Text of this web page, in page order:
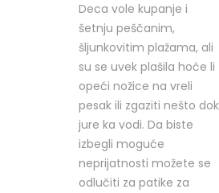
Deca vole kupanje i
šetnju peščanim,
šljunkovitim plažama, ali
su se uvek plašila hoće li
opeći nožice na vreli
pesak ili zgaziti nešto dok
jure ka vodi. Da biste
izbegli moguće
neprijatnosti možete se
odlučiti za patike za